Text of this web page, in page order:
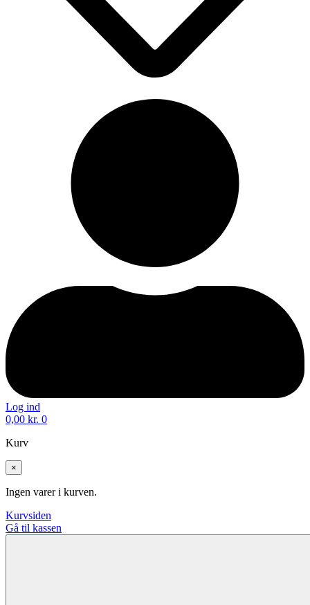
Log ind
0,00 kr. 0
Kurv
×
Ingen varer i kurven.
Kurvsiden
Gå til kassen